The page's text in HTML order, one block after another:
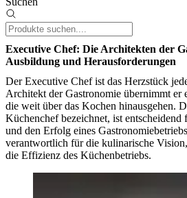
Executive Chef: Die Architekten der
Ausbildung und Herausforderungen
Der Executive Chef ist das Herzstück
Architekt der Gastronomie übernimmt er
die weit über das Kochen hinausgehen.
Küchenchef bezeichnet, ist
und den Erfolg eines
verantwortlich für die kulinarische
die Effizienz des Küchenbetriebs.